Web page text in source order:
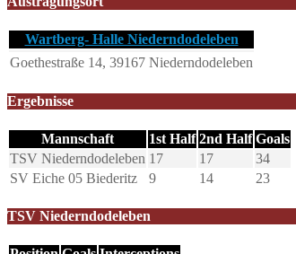
Wartberg- Halle Niederndodeleben
Goethestraße 14, 39167 Niederndodeleben
Ergebnisse
Mannschaft 1st Half 2nd Half Goals
TSV Niederndodeleben 17 17
34
SV Eiche 05 Biederitz
9 14 23
TSV Niederndodeleben